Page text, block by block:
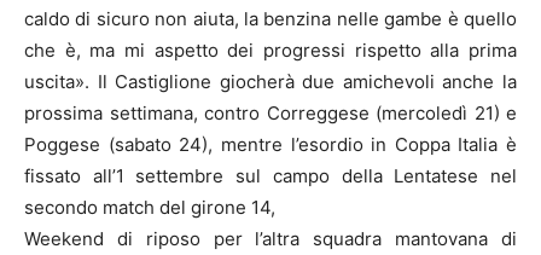
caldo di sicuro non aiuta, la benzina nelle gambe è quello
che è, ma mi aspetto dei progressi rispetto alla prima
uscita». Il Castiglione giocherà due amichevoli anche la
prossima settimana, contro Correggese (mercoledì 21) e
Poggese (sabato 24), mentre l’esordio in Coppa Italia è
fissato all’1 settembre sul campo della Lentatese nel
secondo match del girone 14,
Weekend di riposo per l’altra squadra mantovana di